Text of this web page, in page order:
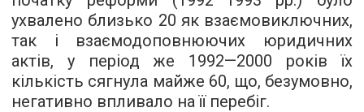
ухвалено близько 20 як взаємовиключних,
так і взаємодоповнюючих юридичних
актів, у період же 1992—2000 років їх
кількість сягнула майже 60, що, безумовно,
негативно впливало на її перебіг.